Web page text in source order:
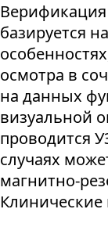
базируется
осмотра в
на данных
визуальной
проводится
случаях
магнитно-
Клинические